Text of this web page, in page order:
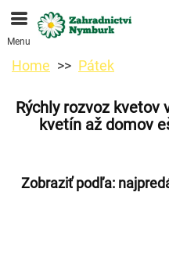
Objednávky prijímame
Najskorší možný termín
Menu
Home Pátek
Rýchly rozvoz kvetov
kvetín až domov
Zobraziť podľa: